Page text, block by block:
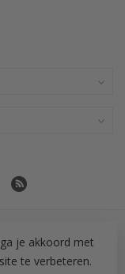
je akkoord met
te verbeteren.